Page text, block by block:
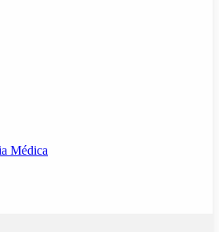
Médica